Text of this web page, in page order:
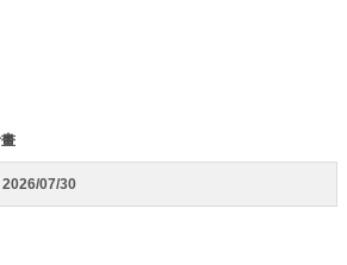
07/30